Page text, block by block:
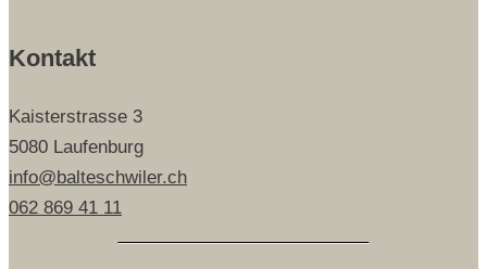
Kontakt
Kaisterstrasse 3
5080 Laufenburg
info@balteschwiler.ch
062 869 41 11